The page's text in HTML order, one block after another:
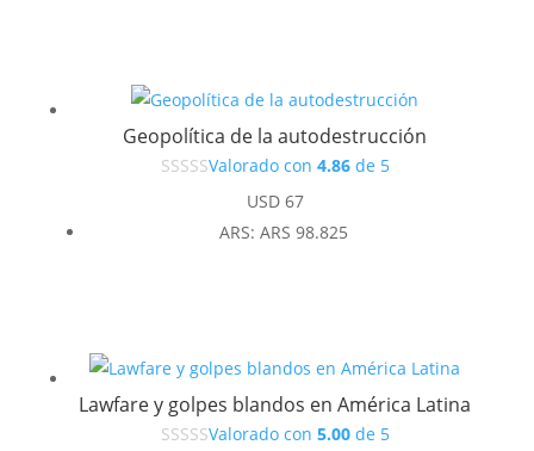
Geopolítica de la autodestrucción
Valorado con 4.86de 5
USD67
ARS: ARS 98.825
Lawfare y golpes blandos en América Latina
Valorado con 5.00de 5